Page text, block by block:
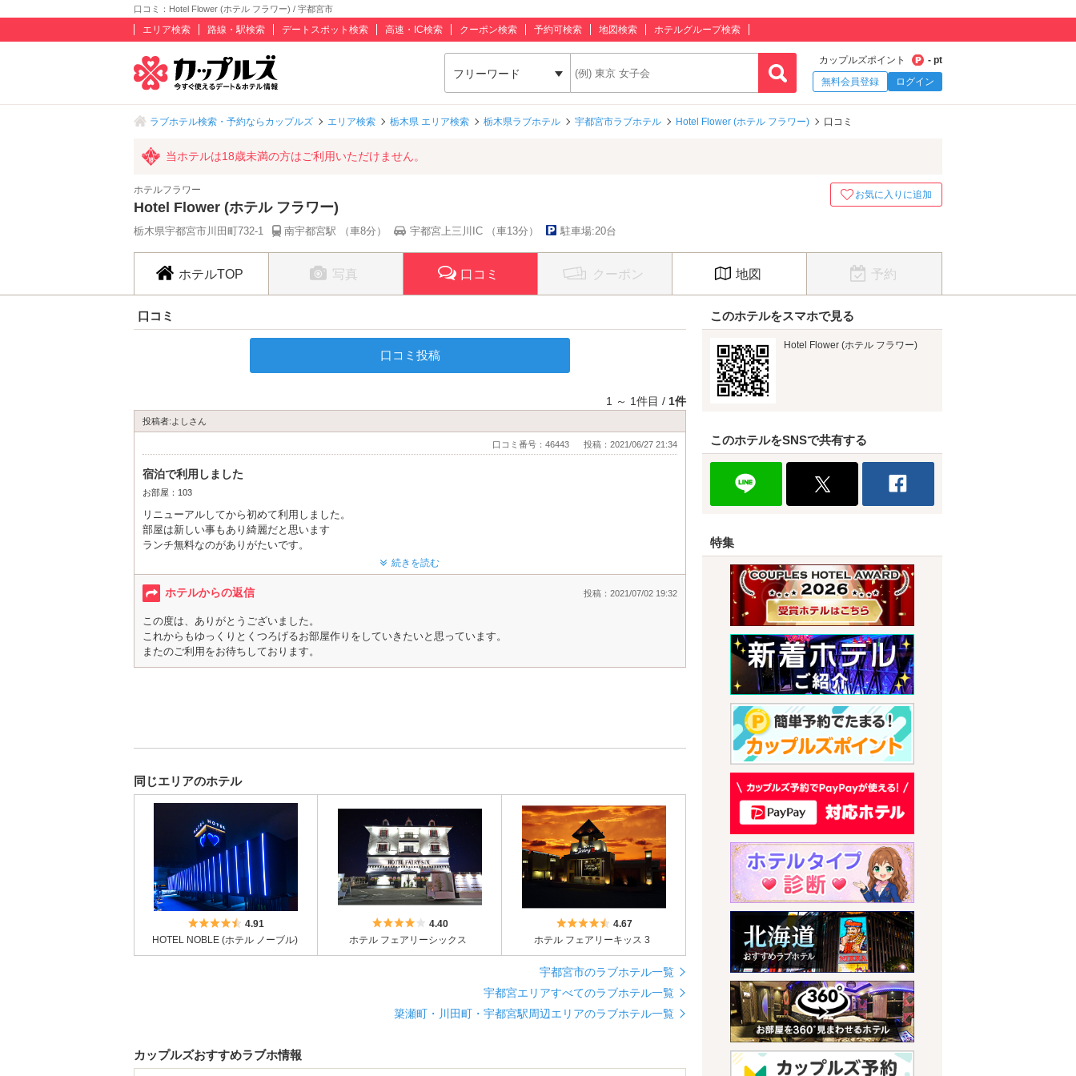
口コミ：Hotel Flower (ホテル フラワー) / 宇都宮市
エリア検索 路線・駅検索 デートスポット検索 高速・IC検索 クーポン検索 予約可検索 地図検索 ホテルグループ検索
フリーワード
カップルズポイント
- pt
無料会員登録
ログイン
ラブホテル検索・予約ならカップルズ エリア検索 栃木県 エリア検索 栃木県ラブホテル 宇都宮市ラブホテル Hotel Flower (ホテル フラワー) 口コミ
当ホテルは18歳未満の方はご利用いただけません。
ホテルフラワー
Hotel Flower (ホテル フラワー)
栃木県宇都宮市川田町732-1 南宇都宮駅 （車8分） 宇都宮上三川IC （車13分） 駐車場:20台
お気に入りに追加
ホテルTOP 写真 口コミ クーポン 地図 予約
口コミ
口コミ投稿
1 ～ 1件目 / 1件
投稿者:よしさん
口コミ番号：46443 投稿：2021/06/27 21:34
宿泊で利用しました
お部屋：103
リニューアルしてから初めて利用しました。
部屋は新しい事もあり綺麗だと思います
ランチ無料なのがありがたいです。
長い時間いれたのでゆっくりしたい人にはオススメです！
また利用したいと思います。
続きを読む
ホテルからの返信 投稿：2021/07/02 19:32
この度は、ありがとうございました。
これからもゆっくりとくつろげるお部屋作りをしていきたいと思っています。
またのご利用をお待ちしております。
同じエリアのホテル
5つ星のうち4.5
4.91
HOTEL NOBLE (ホテル ノーブル)
5つ星のうち4
4.40
ホテル フェアリーシックス
5つ星のうち4.5
4.67
ホテル フェアリーキッス 3
宇都宮市のラブホテル一覧
宇都宮エリアすべてのラブホテル一覧
簗瀬町・川田町・宇都宮駅周辺エリアのラブホテル一覧
カップルズおすすめラブホ情報
このホテルをスマホで見る
Hotel Flower (ホテル フラワー)
このホテルをSNSで共有する
特集